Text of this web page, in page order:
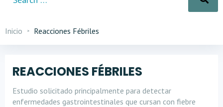
Inicio Reacciones Fébriles
REACCIONES FÉBRILES
Estudio solicitado principalmente para detectar
enfermedades gastrointestinales que cursan con fiebre